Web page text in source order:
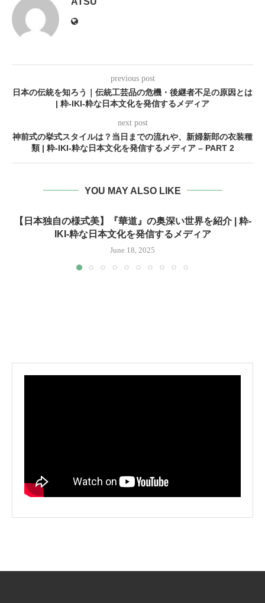
previous post
日本の伝統を知ろう｜伝統工芸品の危機・後継者不足の原因とは
| 粋-IKI-粋な日本文化を発信するメディア
next post
神前式の挙式スタイルは？当日までの流れや、新婦新郎の衣装種
類 | 粋-IKI-粋な日本文化を発信するメディア – PART 2
YOU MAY ALSO LIKE
【日本独自の様式美】『華道』の奥深い世界を紹介 | 粋-
IKI-粋な日本文化を発信するメディア
June 18, 2025